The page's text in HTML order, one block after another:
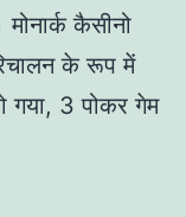
कैसीनो
के रूप में
गया, 3 पोकर गेम